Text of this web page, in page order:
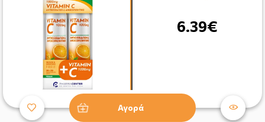
6.39€
Αγορά